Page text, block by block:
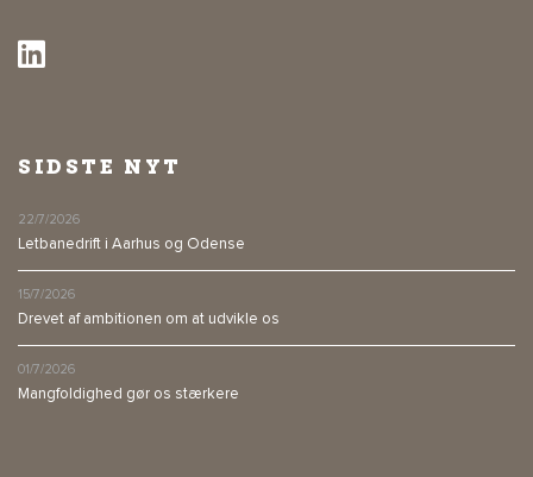
SIDSTE NYT
22/7/2026
Letbanedrift i Aarhus og Odense
15/7/2026
Drevet af ambitionen om at udvikle os
01/7/2026
Mangfoldighed gør os stærkere